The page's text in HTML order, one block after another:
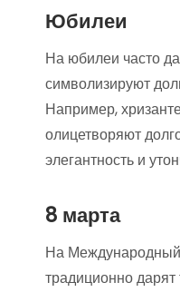
Юбилеи
На юбилеи часто
символизируют
Например,
олицетворяют
элегантность и
8 марта
На
традиционно